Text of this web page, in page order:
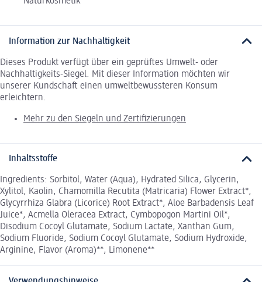
Information zur Nachhaltigkeit
Dieses Produkt verfügt über ein geprüftes Umwelt- oder
Nachhaltigkeits-Siegel. Mit dieser Information möchten wir
unserer Kundschaft einen umweltbewussteren Konsum
erleichtern.
Mehr zu den Siegeln und Zertifizierungen
Inhaltsstoffe
Ingredients: Sorbitol, Water (Aqua), Hydrated Silica, Glycerin,
Xylitol, Kaolin, Chamomilla Recutita (Matricaria) Flower Extract*,
Glycyrrhiza Glabra (Licorice) Root Extract*, Aloe Barbadensis Leaf
Juice*, Acmella Oleracea Extract, Cymbopogon Martini Oil*,
Disodium Cocoyl Glutamate, Sodium Lactate, Xanthan Gum,
Sodium Fluoride, Sodium Cocoyl Glutamate, Sodium Hydroxide,
Arginine, Flavor (Aroma)**, Limonene**